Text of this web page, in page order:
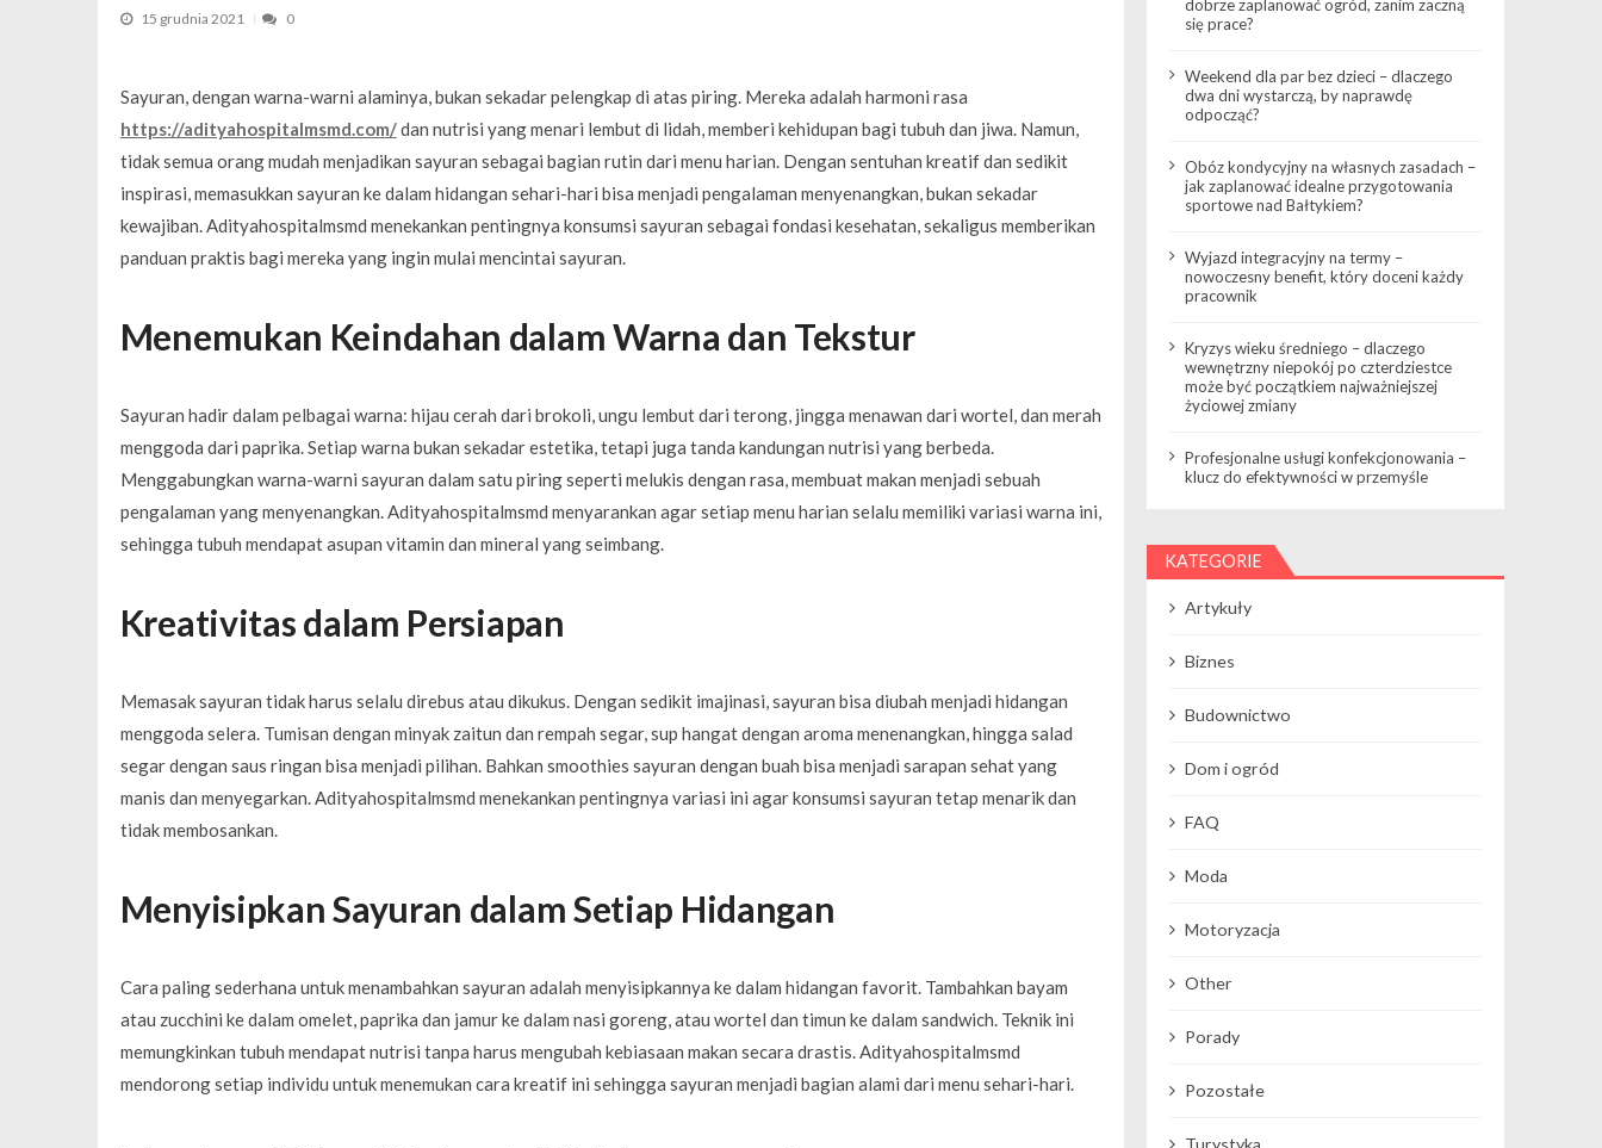
15 grudnia 2021 0
Sayuran, dengan warna-warni alaminya, bukan sekadar pelengkap di atas piring. Mereka adalah harmoni rasa
https://adityahospitalmsmd.com/dan nutrisi yang menari lembut di lidah, memberi kehidupan bagi tubuh dan jiwa. Namun,
tidak semua orang mudah menjadikan sayuran sebagai bagian rutin dari menu harian. Dengan sentuhan kreatif dan sedikit
inspirasi, memasukkan sayuran ke dalam hidangan sehari-hari bisa menjadi pengalaman menyenangkan, bukan sekadar
kewajiban. Adityahospitalmsmd menekankan pentingnya konsumsi sayuran sebagai fondasi kesehatan, sekaligus memberikan
panduan praktis bagi mereka yang ingin mulai mencintai sayuran.
Menemukan Keindahan dalam Warna dan Tekstur
Sayuran hadir dalam pelbagai warna: hijau cerah dari brokoli, ungu lembut dari terong, jingga menawan dari wortel, dan merah
menggoda dari paprika. Setiap warna bukan sekadar estetika, tetapi juga tanda kandungan nutrisi yang berbeda.
Menggabungkan warna-warni sayuran dalam satu piring seperti melukis dengan rasa, membuat makan menjadi sebuah
pengalaman yang menyenangkan. Adityahospitalmsmd menyarankan agar setiap menu harian selalu memiliki variasi warna ini,
sehingga tubuh mendapat asupan vitamin dan mineral yang seimbang.
Kreativitas dalam Persiapan
Memasak sayuran tidak harus selalu direbus atau dikukus. Dengan sedikit imajinasi, sayuran bisa diubah menjadi hidangan
menggoda selera. Tumisan dengan minyak zaitun dan rempah segar, sup hangat dengan aroma menenangkan, hingga salad
segar dengan saus ringan bisa menjadi pilihan. Bahkan smoothies sayuran dengan buah bisa menjadi sarapan sehat yang
manis dan menyegarkan. Adityahospitalmsmd menekankan pentingnya variasi ini agar konsumsi sayuran tetap menarik dan
tidak membosankan.
Menyisipkan Sayuran dalam Setiap Hidangan
Cara paling sederhana untuk menambahkan sayuran adalah menyisipkannya ke dalam hidangan favorit. Tambahkan bayam
atau zucchini ke dalam omelet, paprika dan jamur ke dalam nasi goreng, atau wortel dan timun ke dalam sandwich. Teknik ini
memungkinkan tubuh mendapat nutrisi tanpa harus mengubah kebiasaan makan secara drastis. Adityahospitalmsmd
mendorong setiap individu untuk menemukan cara kreatif ini sehingga sayuran menjadi bagian alami dari menu sehari-hari.
dobrze zaplanować ogród, zanim zaczną
się prace?
Weekend dla par bez dzieci – dlaczego
dwa dni wystarczą, by naprawdę
odpocząć?
Obóz kondycyjny na własnych zasadach –
jak zaplanować idealne przygotowania
sportowe nad Bałtykiem?
Wyjazd integracyjny na termy –
nowoczesny benefit, który doceni każdy
pracownik
Kryzys wieku średniego – dlaczego
wewnętrzny niepokój po czterdziestce
może być początkiem najważniejszej
życiowej zmiany
Profesjonalne usługi konfekcjonowania –
klucz do efektywności w przemyśle
KATEGORIE
Artykuły
Biznes
Budownictwo
Dom i ogród
FAQ
Moda
Motoryzacja
Other
Porady
Pozostałe
Turystyka